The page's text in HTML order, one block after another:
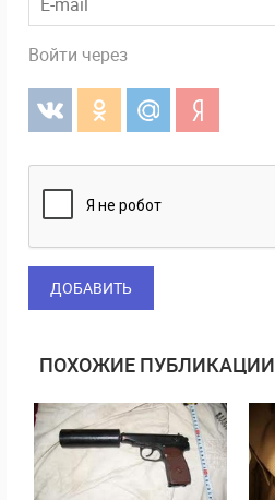
Войти через
ДОБАВИТЬ
ПОХОЖИЕ ПУБЛИКАЦИИ